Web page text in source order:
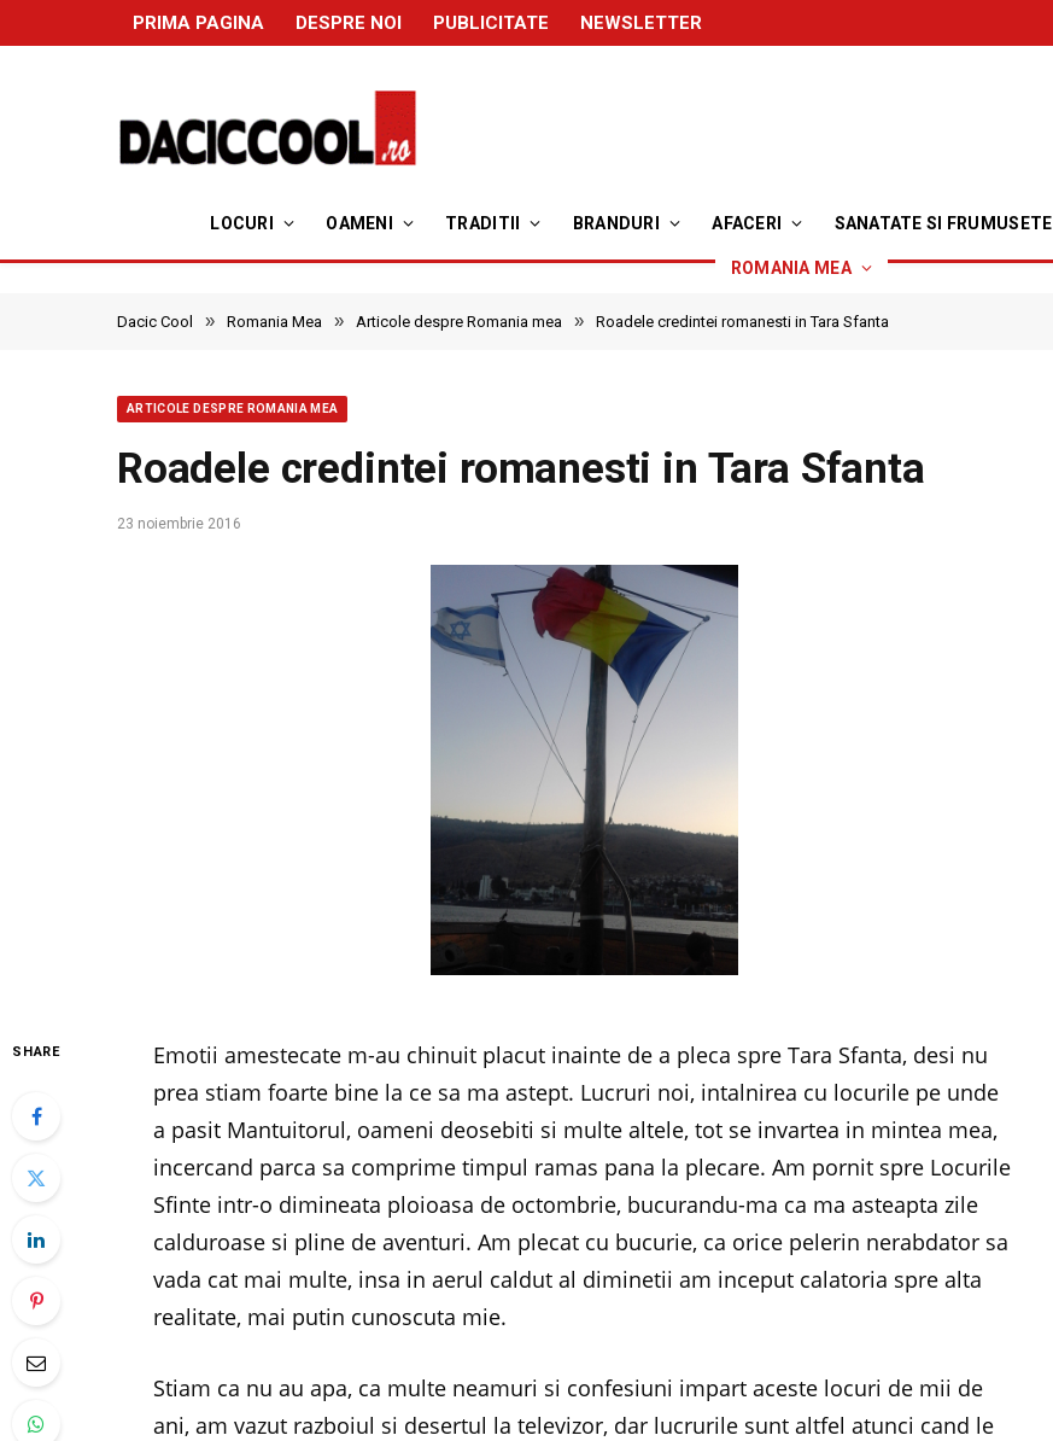
PRIMA PAGINA DESPRE NOI PUBLICITATE NEWSLETTER
LOCURI OAMENI TRADITII BRANDURI AFACERI SANATATE SI FRUMUSETE
ROMANIA MEA
Dacic Cool » Romania Mea » Articole despre Romania mea » Roadele credintei romanesti in Tara Sfanta
ARTICOLE DESPRE ROMANIA MEA
Roadele credintei romanesti in Tara Sfanta
23 noiembrie 2016
SHARE
Emotii amestecate m-au chinuit placut inainte de a pleca spre Tara Sfanta, desi nu
prea stiam foarte bine la ce sa ma astept. Lucruri noi, intalnirea cu locurile pe unde
a pasit Mantuitorul, oameni deosebiti si multe altele, tot se invartea in mintea mea,
incercand parca sa comprime timpul ramas pana la plecare. Am pornit spre Locurile
Sfinte intr-o dimineata ploioasa de octombrie, bucurandu-ma ca ma asteapta zile
calduroase si pline de aventuri. Am plecat cu bucurie, ca orice pelerin nerabdator sa
vada cat mai multe, insa in aerul caldut al diminetii am inceput calatoria spre alta
realitate, mai putin cunoscuta mie.
Stiam ca nu au apa, ca multe neamuri si confesiuni impart aceste locuri de mii de
ani, am vazut razboiul si desertul la televizor, dar lucrurile sunt altfel atunci cand le